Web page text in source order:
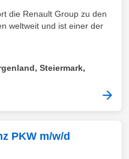
die Renault Group zu den
weltweit und ist einer der
Steiermark,
PKW m/w/d